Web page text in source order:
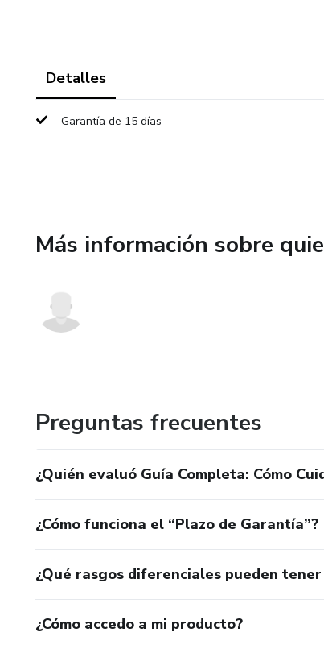
Detalles
Garantía de 15 días
Más información sobre
Preguntas frecuentes
¿Quién evaluó Guía Completa: Cómo
¿Cómo funciona el “Plazo de Garantía”?
¿Qué rasgos diferenciales pueden
¿Cómo accedo a mi producto?